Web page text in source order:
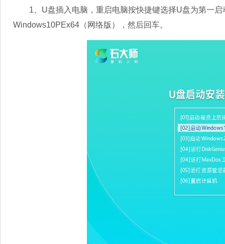
1、U盘插入电脑，重启电脑按快捷键选择U盘为第一启
Windows10PEx64（网络版），然后回车。